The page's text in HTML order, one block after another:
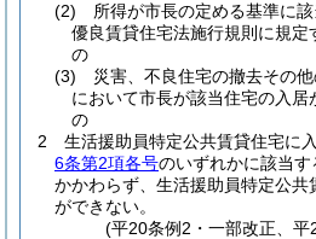
(2)
所得が市長の定める基準に
優良賃貸住宅法施行規則に規定
の
(3)
災害、不良住宅の撤去その
において市長が該当住宅の入居
の
2
生活援助員特定公共賃貸住宅に
6条第2項各号のいずれかに該当す
かかわらず、生活援助員特定公共
ができない。
(平20条例2・一部改正、